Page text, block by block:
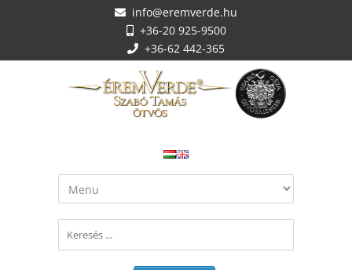
info@eremverde.hu
+36-20 925-9500
+36-62 442-365